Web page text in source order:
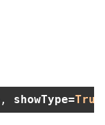
, showType=True